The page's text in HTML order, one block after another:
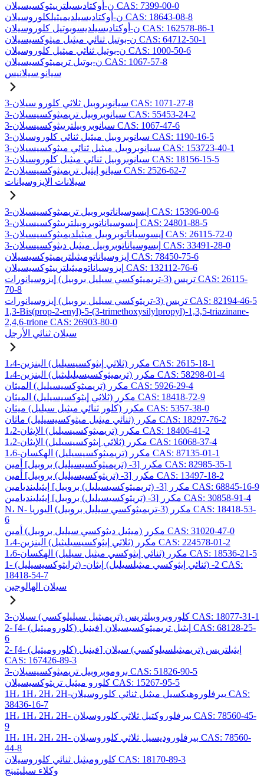
ن-أوكتاديسيلترييثوكسيسيلان CAS: 7399-00-0
ن-أوكتاديسيلديميثيلكلوروسيلان CAS: 18643-08-8
ن-أوكتاديسيلديسوبوتيل كلوروسيلان CAS: 162578-86-1
ن-بوتيل ثنائي ميثيل ميثوكسيسيلان CAS: 64712-50-1
ن-بوتيل ثنائي ميثيل كلوروسيلان CAS: 1000-50-6
ن-بوتيل تريميثوكسيسيلان CAS: 1067-57-8
سيانو سيلانيس
3-سيانوبروبيل ثلاثي كلورو سيلان CAS: 1071-27-8
3-سيانوبروبيل تريميثوكسيسيلان CAS: 55453-24-2
3-سيانوبروبيلترييثوكسيسيلان CAS: 1067-47-6
3-سيانوبروبيل ميثيل ثنائي كلوروسيلان CAS: 1190-16-5
3-سيانوبروبيل ميثيل ثنائي ميثوكسيسيلان CAS: 153723-40-1
3-سيانوبروبيل ثنائي ميثيل كلوروسيلان CAS: 18156-15-5
2-سيانو إيثيل تريميثوكسيسيلان CAS: 2526-62-7
سيلانات الإيزوسيانات
3-إيسوسياناتوبروبيل تريميثوكسيسيلان CAS: 15396-00-6
3-إيسوسياناتوبروبيلترييثوكسيسيلان CAS: 24801-88-5
3-إيسوسياناتوبروبيل ميثيلديميثوكسيسيلان CAS: 26115-72-0
3-إيسوسياناتوبروبيل ميثيل ديثوكسيسيلان CAS: 33491-28-0
إيزوسياناتوميثيلتريميثوكسيسيلان CAS: 78450-75-6
إيزوسياناتوميثيلترييثوكسيسيلان CAS: 132112-76-6
تريس (3-تريميثوكسي سيليل بروبيل) إيزوسيانورات CAS: 26115-
70-8
تريس (3-تريثوكسي سيليل بروبيل) إيزوسيانورات CAS: 82194-46-5
1,3-Bis(prop-2-enyl)-5-(3-trimethoxysilylpropyl)-1,3,5-triazinane-
2,4,6-trione CAS: 26903-80-0
سيلان ثنائي الأرجل
1،4-مكرر (ثلاثي إيثوكسيسيليل) البنزين CAS: 2615-18-1
1،4-مكرر (تريميثوكسيسيليليثيل) البنزين CAS: 58298-01-4
مكرر (تريميثوكسيسيليل) الميثان CAS: 5926-29-4
مكرر (ثلاثي إيثوكسيسيليل) الميثان CAS: 18418-72-9
مكرر (كلور ثنائي ميثيل سيليل) ميثان CAS: 5357-38-0
مكرر (ثنائي ميثيل ميثوكسيسيليل) ماثان CAS: 18297-76-2
1،2-مكرر (تريميثوكسيسيليل) الإيثان CAS: 18406-41-2
1،2-مكرر (ثلاثي إيثوكسيسيليل) الإيثان CAS: 16068-37-4
1،6-مكرر (تريميثوكسيسيليل) الهكسان CAS: 87135-01-1
مكرر [3- (تريميثوكسيسيليل) بروبيل] أمين CAS: 82985-35-1
مكرر [3- (تريثوكسيسيليل) بروبيل] أمين CAS: 13497-18-2
مكرر [3- (تريميثوكسيسيليل) بروبيل] إيثيلينديامين CAS: 68845-16-9
مكرر [3- (تريثوكسيسيليل) بروبيل] إيثيلينديامين CAS: 30858-91-4
N، N- مكرر (3-تريميثوكسي سيليل بروبيل) اليوريا CAS: 18418-53-
6
مكرر (ميثيل ديثوكسي سيليل بروبيل) أمين CAS: 31020-47-0
1،4-مكرر (ثلاثي إيثوكسيسيليثيل) البنزين CAS: 224578-01-2
1،6-مكرر (ثنائي إيثوكسي ميثيل سيليل) الهكسان CAS: 18536-21-5
1- (ترايثوكسيسيليل) -2- (ثنائي إيثوكسي ميثيلسيليل) إيثان CAS:
18418-54-7
سيلان الهالوجين
3-كلوروبروبيلتريس (تريميثيل سيليلوكسي) سيلان CAS: 18077-31-1
2- [4- (كلوروميثيل) فينيل] إيثيل تريميثوكسيسيلان CAS: 68128-25-
6
2- [4- (كلوروميثيل) فينيل] إيثيلتريس (تريميثيلسيلوكسي) سيلان
CAS: 167426-89-3
3-بروموبروبيل تريميثوكسيسيلان CAS: 51826-90-5
كلورو ميثيل تريثوكسيسيلان CAS: 15267-95-5
1H، 1H، 2H، 2H-بيرفلوروهيكسيل ميثيل ثنائي كلوروسيلان CAS:
38436-16-7
1H، 1H، 2H، 2H- بيرفلوروكتيل ثلاثي كلوروسيلان CAS: 78560-45-
9
1H، 1H، 2H، 2H- بيرفلوروديسيل ثلاثي كلوروسيلان CAS: 78560-
44-8
كلوروميثيل ثنائي كلوروسيلان CAS: 18170-89-3
وكلاء سيليتينج